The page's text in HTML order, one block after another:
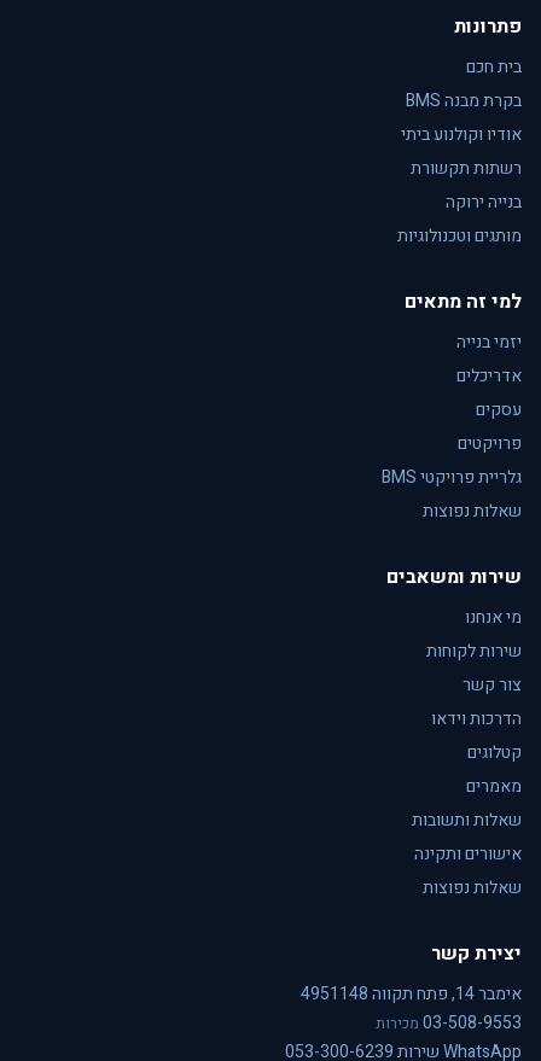
פתרונות
בית חכם
בקרת מבנה BMS
אודיו וקולנוע ביתי
רשתות תקשורת
בנייה ירוקה
מותגים וטכנולוגיות
למי זה מתאים
יזמי בנייה
אדריכלים
עסקים
פרויקטים
גלריית פרויקטי BMS
שאלות נפוצות
שירות ומשאבים
מי אנחנו
שירות לקוחות
צור קשר
הדרכות וידאו
קטלוגים
מאמרים
שאלות ותשובות
אישורים ותקינה
שאלות נפוצות
יצירת קשר
אימבר 14, פתח תקווה 4951148
03-508-9553 מכירות
WhatsApp שירות 053-300-6239